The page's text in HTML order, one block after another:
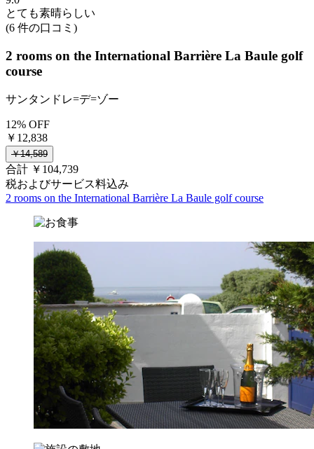
とても素晴らしい
(6 件の口コミ)
2 rooms on the International Barrière La Baule golf
course
サンタンドレ=デ=ゾー
12% OFF
￥12,838
￥14,589
合計 ￥104,739
税およびサービス料込み
2 rooms on the International Barrière La Baule golf course